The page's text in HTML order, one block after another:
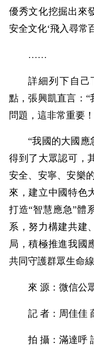
優秀文化挖掘出來
安全文化‘飛入尋常
……
詳細列下自己
點，張興凱直言：
問題，這非常重要
“我國的大國應
得到了大眾認可，
安全、安寧、安樂
來，建立中國特色
打造“智慧應急”體
系，努力構建共建
局，積極推進我國
共同守護群眾生命線
來 源：微信公
記 者：周佳佳
拍 攝：滿達呼